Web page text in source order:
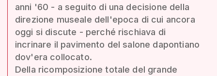
anni '60 - a seguito di una decisione della
direzione museale dell'epoca di cui ancora
oggi si discute - perché rischiava di
incrinare il pavimento del salone dapontiano
dov'era collocato.
Della ricomposizione totale del grande